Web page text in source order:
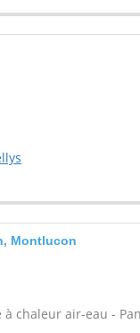
Montlucon
à chaleur air-eau -